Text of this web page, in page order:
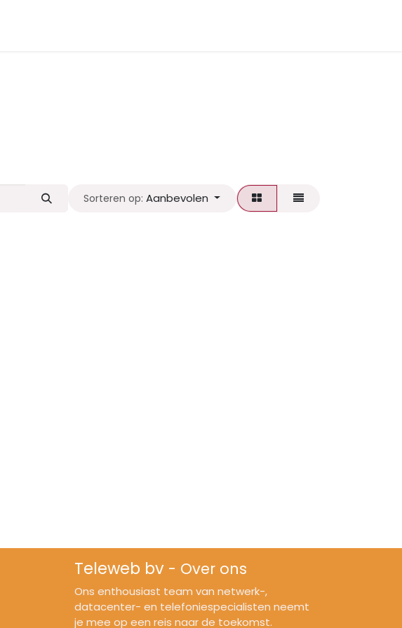
Sorteren op: Aanbevolen
Teleweb bv - Over ons
Ons enthousiast team van netwerk-,
datacenter- en telefoniespecialisten neemt
je mee op een reis naar de toekomst.